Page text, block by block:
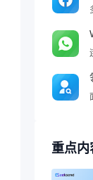
重点内